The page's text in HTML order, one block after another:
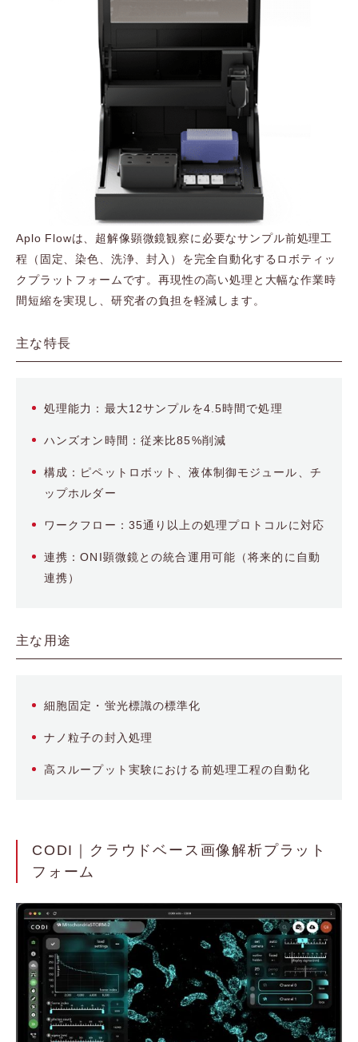
Aplo Flowは、超解像顕微鏡観察に必要なサンプル前処理工
程（固定、染色、洗浄、封入）を完全自動化するロボティッ
クプラットフォームです。再現性の高い処理と大幅な作業時
間短縮を実現し、研究者の負担を軽減します。
主な特長
処理能力：最大12サンプルを4.5時間で処理
ハンズオン時間：従来比85%削減
構成：ピペットロボット、液体制御モジュール、チ
ップホルダー
ワークフロー：35通り以上の処理プロトコルに対応
連携：ONI顕微鏡との統合運用可能（将来的に自動
連携）
主な用途
細胞固定・蛍光標識の標準化
ナノ粒子の封入処理
高スループット実験における前処理工程の自動化
CODI｜クラウドベース画像解析プラット
フォーム